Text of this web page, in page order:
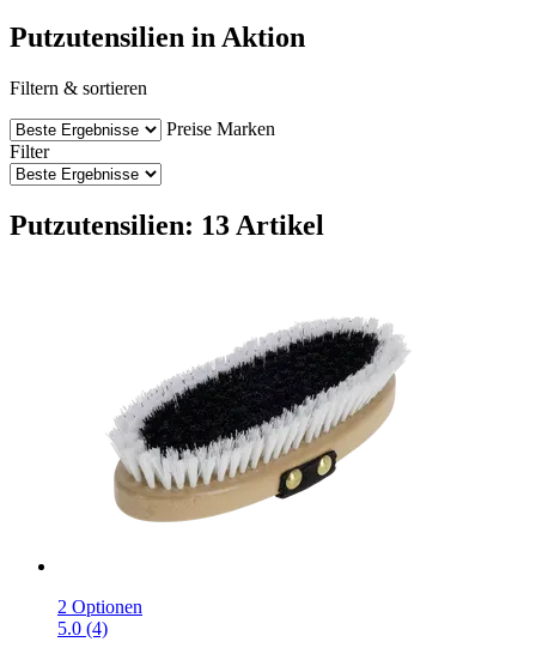
Putzutensilien in Aktion
Filtern & sortieren
Preise Marken
Filter
Putzutensilien: 13 Artikel
2 Optionen
5.0 (4)